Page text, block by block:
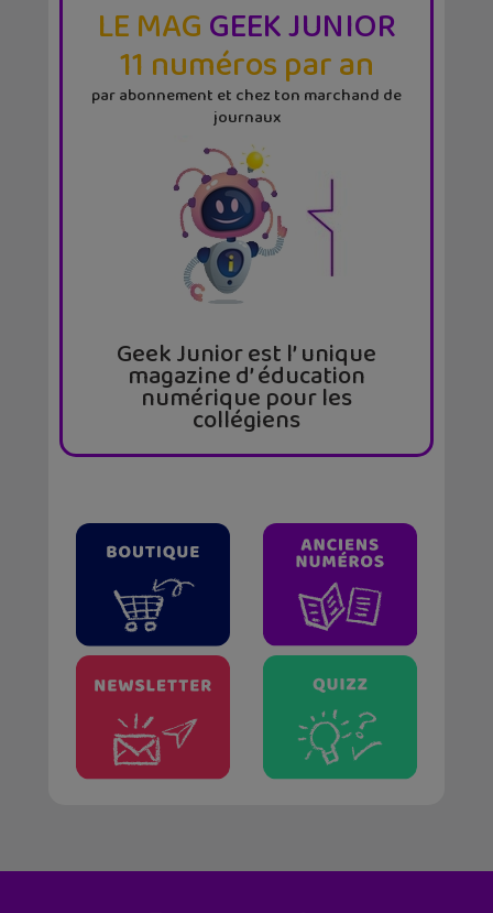
LE MAGGEEK JUNIOR
11 numéros par an
par abonnement et chez ton marchand de
journaux
Geek Junior est l’ unique
magazine d’ éducation
numérique pour les
collégiens